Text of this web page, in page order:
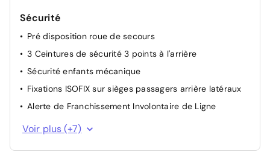
Sécurité
Pré disposition roue de secours
3 Ceintures de sécurité 3 points à l'arrière
Sécurité enfants mécanique
Fixations ISOFIX sur sièges passagers arrière latéraux
Alerte de Franchissement Involontaire de Ligne
Airbag passager Avant désactivable manuellement
Voir plus (+7)